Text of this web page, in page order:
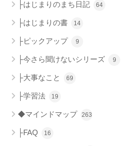
├はじまりのまち日記 64
├はじまりの書 14
├ピックアップ 9
├今さら聞けないシリーズ 9
├大事なこと 69
├学習法 19
◆マインドマップ 263
├FAQ 16